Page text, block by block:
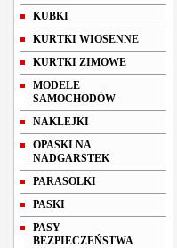
KUBKI
KURTKI WIOSENNE
KURTKI ZIMOWE
MODELE
SAMOCHODÓW
NAKLEJKI
OPASKI NA
NADGARSTEK
PARASOLKI
PASKI
PASY
BEZPIECZEŃSTWA